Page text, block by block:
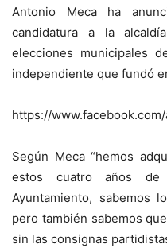
Antonio Meca ha
candidatura a la
elecciones municipales
independiente que fundó
https://
Según Meca “hemos
estos cuatro años
Ayuntamiento, sabemos
pero también sabemos
sin las consignas